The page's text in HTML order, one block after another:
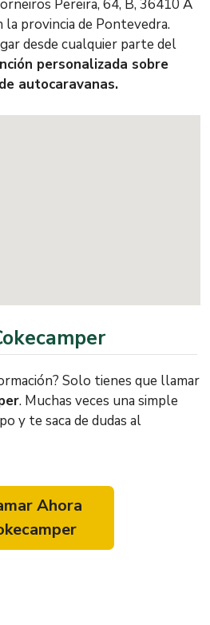
Pereira, 64, B, 36410 A
la provincia de Pontevedra.
desde cualquier parte del
personalizada sobre
autocaravanas.
Solo tienes que llamar
. Muchas veces una simple
y te saca de dudas al
Ahora